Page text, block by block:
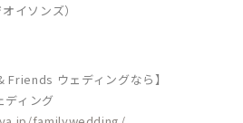
イソンズ）
Friends ウェディングなら】
ディング